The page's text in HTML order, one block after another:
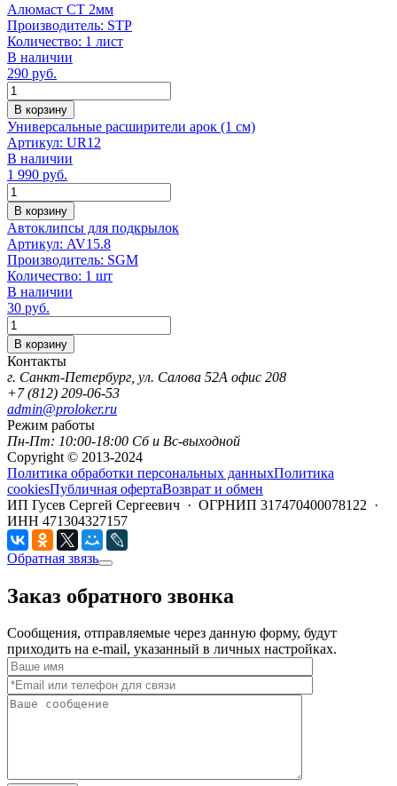
Алюмаст СТ 2мм
Производитель: STP
Количество: 1 лист
В наличии
290 руб.
Количество
В корзину
Универсальные расширители арок (1 см)
Артикул: UR12
В наличии
1 990 руб.
Количество
В корзину
Автоклипсы для подкрылок
Артикул: AV15.8
Производитель: SGM
Количество: 1 шт
В наличии
30 руб.
Количество
В корзину
Контакты
г. Санкт-Петербург, ул. Салова 52А офис 208
+7 (812) 209-06-53
admin@proloker.ru
Режим работы
Пн-Пт: 10:00-18:00 Сб и Вс-выходной
Copyright © 2013-2024
Политика обработки персональных данныхПолитика
cookiesПубличная офертаВозврат и обмен
ИП Гусев Сергей Сергеевич · ОГРНИП 317470400078122 ·
ИНН 471304327157
Обратная звязь
Заказ обратного звонка
Сообщения, отправляемые через данную форму, будут
приходить на e-mail, указанный в личных настройках.